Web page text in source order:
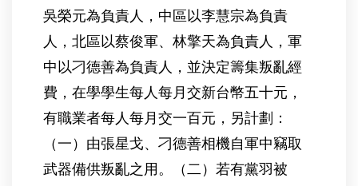
吳榮元為負責人，中區以李慧宗為負責
人，北區以蔡俊軍、林擎天為負責人，軍
中以刁德善為負責人，並決定籌集叛亂經
費，在學學生每人每月交新台幣五十元，
有職業者每人每月交一百元，另計劃：
（一）由張星戈、刁德善相機自軍中竊取
武器備供叛亂之用。（二）若有黨羽被